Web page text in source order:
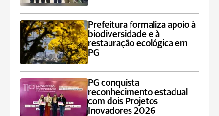
Prefeitura formaliza apoio à
biodiversidade e à
restauração ecológica em
PG
PG conquista
reconhecimento estadual
com dois Projetos
Inovadores 2026